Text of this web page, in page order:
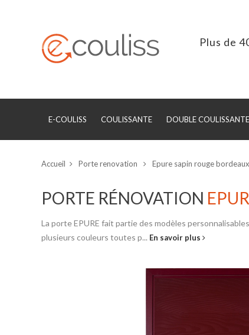
Plus de
E-COULISS COULISSANTE DOUBLE COULISSANTE
Accueil Porte renovation Epure sapin rouge
PORTE RÉNOVATION
La porte EPURE fait partie des modèles
plusieurs couleurs toutes p... En savoir plus